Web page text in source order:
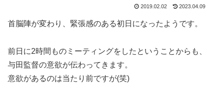
2019.02.02 2023.04.09
首脳陣が変わり、緊張感のある初日になったようです。
前日に2時間ものミーティングをしたということからも、
与田監督の意欲が伝わってきます。
意欲があるのは当たり前ですが(笑)